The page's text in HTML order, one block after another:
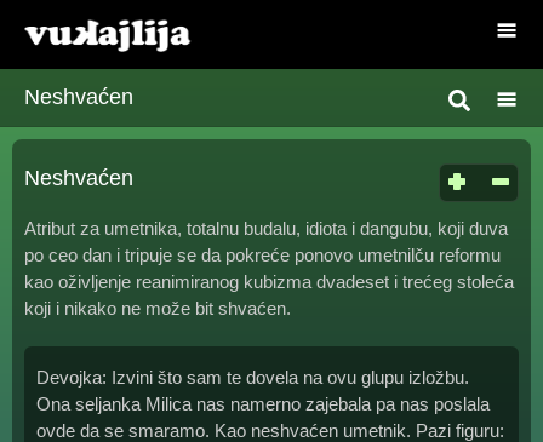
Neshvaćen
Neshvaćen
Atribut za umetnika, totalnu budalu, idiota i dangubu, koji duva
po ceo dan i tripuje se da pokreće ponovo umetnilču reformu
kao oživljenje reanimiranog kubizma dvadeset i trećeg stoleća
koji i nikako ne može bit shvaćen.
Devojka: Izvini što sam te dovela na ovu glupu izložbu.
Ona seljanka Milica nas namerno zajebala pa nas poslala
ovde da se smaramo. Kao neshvaćen umetnik. Pazi figuru: